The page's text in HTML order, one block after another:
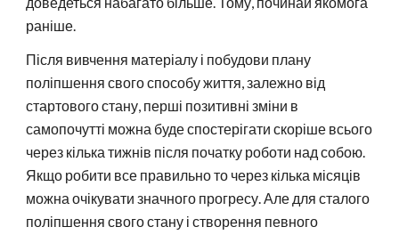
раніше.
Після вивчення матеріалу і побудови плану
поліпшення свого способу життя, залежно від
стартового стану, перші позитивні зміни в
самопочутті можна буде спостерігати скоріше всього
через кілька тижнів після початку роботи над собою.
Якщо робити все правильно то через кілька місяців
можна очікувати значного прогресу. Але для сталого
поліпшення свого стану і створення певного